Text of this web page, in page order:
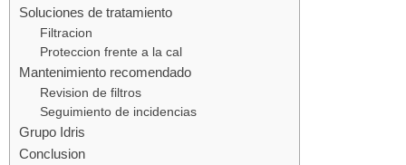
Soluciones de tratamiento
Filtracion
Proteccion frente a la cal
Mantenimiento recomendado
Revision de filtros
Seguimiento de incidencias
Grupo Idris
Conclusion